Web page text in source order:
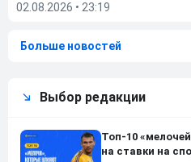
02.08.2026 • 23:19
Больше новостей
Выбор редакции
Топ-10
на ставки на